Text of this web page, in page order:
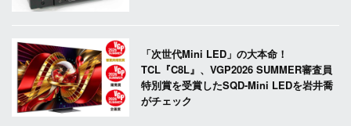
「次世代Mini LED」の大本命！
TCL『C8L』、VGP2026 SUMMER審査員
特別賞を受賞したSQD-Mini LEDを岩井喬
がチェック